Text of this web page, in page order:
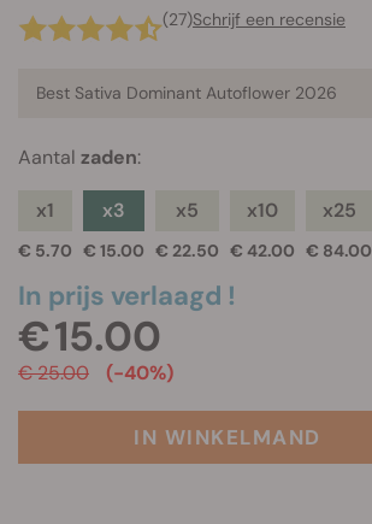
(27)Schrijf een recensie
Best Sativa Dominant Autoflower 2026
Aantal zaden:
x1
€ 5.70
x3
€ 15.00
x5
€ 22.50
x10
€ 42.00
x25
€ 84.00
In prijs verlaagd !
€ 15.00
€ 25.00 (-40%)
IN WINKELMAND